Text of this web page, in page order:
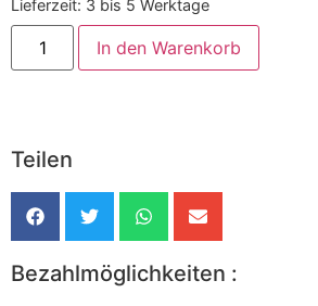
Lieferzeit: 3 bis 5 Werktage
In den Warenkorb
Teilen
Bezahlmöglichkeiten :